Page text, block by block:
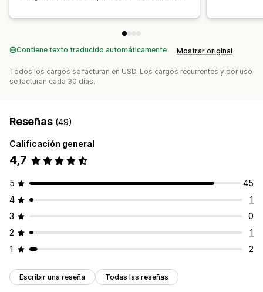
Contiene texto traducido automáticamente Mostrar original
Todos los cargos se facturan en USD. Los cargos recurrentes y por uso
se facturan cada 30 días.
Reseñas (49)
Calificación general
4,7
5
45
4
1
3
0
2
1
1
2
Escribir una reseña Todas las reseñas